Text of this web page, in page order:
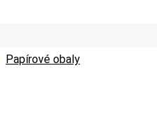
Papírové obaly